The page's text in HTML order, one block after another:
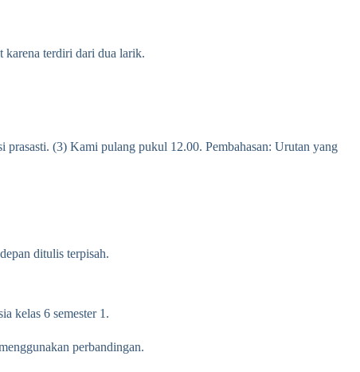
karena terdiri dari dua larik.
(3) Kami pulang pukul 12.00. Pembahasan: Urutan yang
ditulis terpisah.
kelas 6 semester 1.
perbandingan.